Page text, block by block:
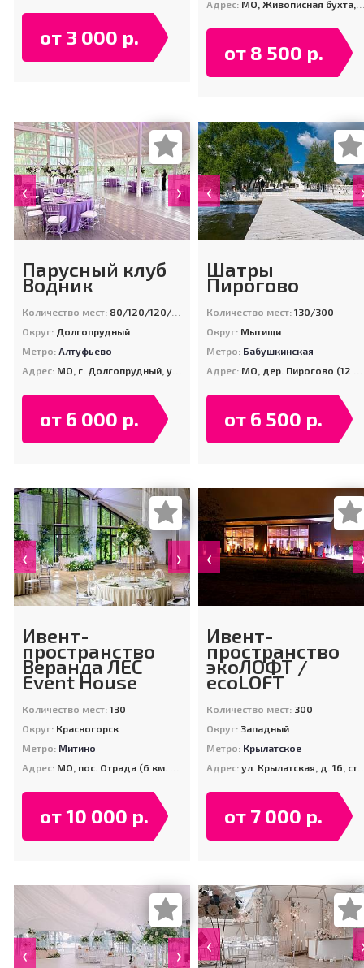
от 3 000 р.
Адрес: МО, Живописная бухта, Мякининское шоссе, вл. 1 (Рублевский пляж)
от 8 500 р.
‹ ›
Парусный клуб
Водник
Количество мест: 80/120/120/450
Округ: Долгопрудный
Метро:Алтуфьево
Адрес: МО, г. Долгопрудный, ул. Набережная, д. 24
от 6 000 р.
‹
Шатры
Пирогово
Количество мест: 130/300
Округ: Мытищи
Метро: Бабушкинская
Адрес: МО, дер. Пирогово (12 км. по Осташковскому шоссе)
от 6 500 р.
‹ ›
Ивент-
пространство
Веранда ЛЕС
Event House
Количество мест:130
Округ: Красногорск
Метро: Митино
Адрес: МО, пос. Отрада (6 км. от МКАД по Пятницкому шоссе)
от 10 000 р.
‹
Ивент-
пространство
экоЛОФТ /
ecoLOFT
Количество мест: 300
Округ: Западный
Метро: Крылатское
Адрес: ул. Крылатская, д. 16, стр. 4
от 7 000 р.
‹ › ‹